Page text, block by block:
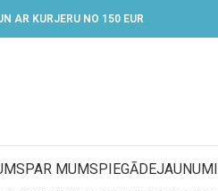
AR KURJERU NO 150 EUR
PAR MUMSPIEGĀDEJAUNUMI